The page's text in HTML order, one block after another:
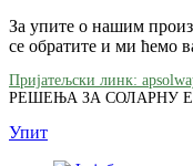
За упите о нашим
се обратите и ми ћемо
Пријатељски линк:
РЕШЕЊА ЗА СОЛАРНУ
Упит